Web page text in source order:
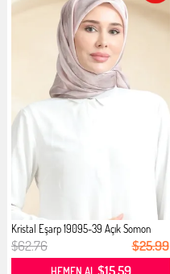
Kristal Eşarp 19095-39 Açık Somon
$62.76 $25.99
$15.59